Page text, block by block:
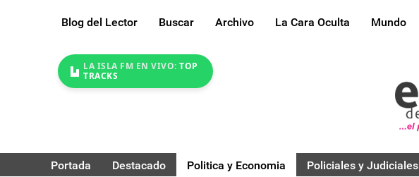
Blog del Lector Buscar Archivo La Cara Oculta Mundo
LA ISLA FM EN VIVO: TOP
TRACKS
Portada Destacado Politica y Economia Policiales y Judiciales